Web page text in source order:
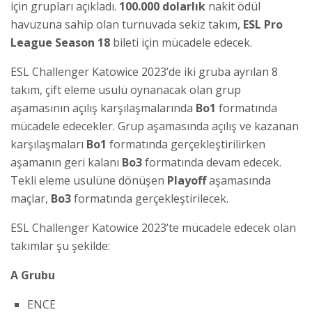
için grupları açıkladı. 100.000 dolarlık nakit ödül
havuzuna sahip olan turnuvada sekiz takım, ESL Pro
League Season 18 bileti için mücadele edecek.
ESL Challenger Katowice 2023’de iki gruba ayrılan 8
takım, çift eleme usulü oynanacak olan grup
aşamasının açılış karşılaşmalarında Bo1 formatında
mücadele edecekler. Grup aşamasında açılış ve kazanan
karşılaşmaları Bo1 formatında gerçekleştirilirken
aşamanın geri kalanı Bo3formatında devam edecek.
Tekli eleme usulüne dönüşen Playoffaşamasında
maçlar, Bo3formatında gerçekleştirilecek.
ESL Challenger Katowice 2023’te mücadele edecek olan
takımlar şu şekilde:
A Grubu
ENCE